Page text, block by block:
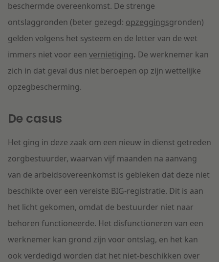
beschermde overeenkomst. De strenge
ontslaggronden (beter gezegd: opzeggingsgronden)
gelden volgens het systeem en de letter van de wet
immers niet voor een vernietiging. De werknemer kan
zich in dat geval dus niet beroepen op zijn wettelijke
opzegbescherming.
De casus
Het ging in deze zaak om een nieuw in dienst getreden
zorgbestuurder, waarvan vijf maanden na aanvang
van de arbeidsovereenkomst is gebleken dat deze niet
beschikte over een vereiste BIG-registratie. Dit is aan
het licht gekomen, omdat de bestuurder niet naar
behoren functioneerde. Het disfunctioneren van een
werknemer kan grond zijn voor ontslag, en het kan
ook verdedigd worden dat het niet-beschikken over